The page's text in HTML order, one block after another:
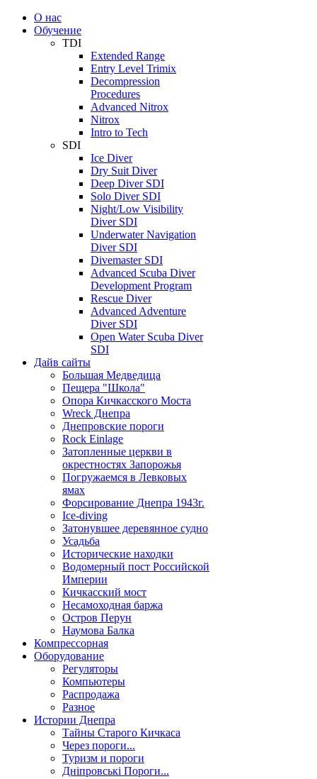
О нас
Обучение
TDI
Extended Range
Entry Level Trimix
Decompression
Procedures
Advanced Nitrox
Nitrox
Intro to Tech
SDI
Ice Diver
Dry Suit Diver
Deep Diver SDI
Solo Diver SDI
Night/Low Visibility
Diver SDI
Underwater Navigation
Diver SDI
Divemaster SDI
Advanced Scuba Diver
Development Program
Rescue Diver
Advanced Adventure
Diver SDI
Open Water Scuba Diver
SDI
Дайв сайты
Большая Медведица
Пещера "Школа"
Опора Кичкасского Моста
Wreck Днепра
Днепровские пороги
Rock Einlage
Затопленные церкви в
окрестностях Запорожья
Погружаемся в Левковых
ямах
Форсирование Днепра 1943г.
Ice-diving
Затонувшее деревянное судно
Усадьба
Исторические находки
Водомерный пост Российской
Империи
Кичкасский мост
Несамоходная баржа
Остров Перун
Наумова Балка
Компрессорная
Оборудование
Регуляторы
Компьютеры
Распродажа
Разное
Истории Днепра
Тайны Старого Кичкаса
Через пороги...
Туризм и пороги
Дніпровські Пороги...